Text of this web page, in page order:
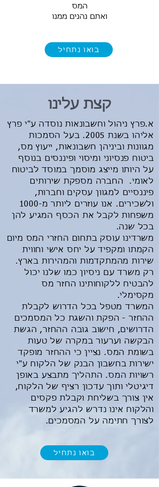
המס
ואתם נהנים ממנו
בואו נתחיל
קצת עלינו
א.פרץ ניהול וחשבונאות נוסדה ע"י פרץ
אליהו בשנת 2005. בעל הסמכות
מגוונות וביניהן חשבונאות, ייעוץ מס,
ביטוח פנסיוני ומיסוי ופיננסים בנוסף
על היותו מייצג מוסמך במוסד לביטוח
לאומי. החברה מספקת שירותים
פיננסיים למגוון עסקים וחברות,
ולשכירים. אנו עוזרים ליותר מ-1000
משפחות לקבל את הכסף המגיע להן
בכל שנה.
משרדינו עוסק בתחום החזרי המס מיום
הקמתו ומקפיד על יחס אישי וחווית
שירות מהמתקדמות והמהירות בארץ.
רק משרד עם ניסיון כמו שלנו יכול
להבטיח ללקוחותינו החזר מס
מקסימלי.
המשרד מטפל בכל הדרוש לקבלת
ההחזר - הפקת והשגת כל המסמכים
הדרושים, חישוב גובה ההחזר, הגשת
הבקשה וערעור במקרה של טעות
בשומת המס. נציין כי ההחזר מופקד
ישירות בחשבון הבנק של הלקוח ע"י
רשויות המס. התהליך מתבצע באופן
דיגיטלי ותוך עדכון רציף של הלקוח,
אין צורך בשליחת וקבלת פקסים
והלקוח אינו נדרש להגיע למשרד
לצורך חתימה על המסמכים.
בואו נתחיל